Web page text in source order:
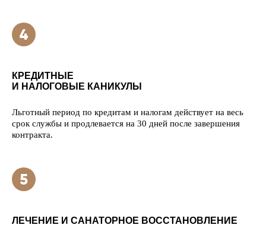
КРЕДИТНЫЕ
И НАЛОГОВЫЕ КАНИКУЛЫ
Льготный период по кредитам и налогам действует на весь
срок службы и продлевается на 30 дней после завершения
контракта.
ЛЕЧЕНИЕ И САНАТОРНОЕ ВОССТАНОВЛЕНИЕ